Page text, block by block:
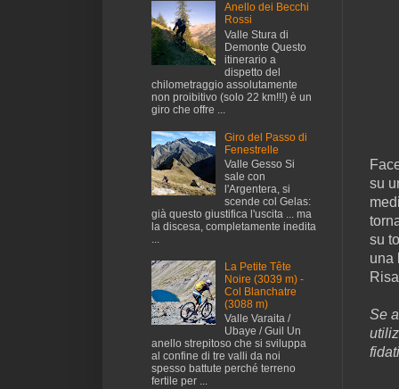
su
su
una
Se
Anello dei Becchi
Rossi
Valle Stura di
Demonte Questo
itinerario a
dispetto del
chilometraggio assolutamente
non proibitivo (solo 22 km!!!) è un
giro che offre ...
Giro del Passo di
Fenestrelle
Valle Gesso Si
sale con
l'Argentera, si
scende col Gelas:
già questo giustifica l'uscita ... ma
la discesa, completamente inedita
...
La Petite Tête
Noire (3039 m) -
Col Blanchatre
(3088 m)
Valle Varaita /
Ubaye / Guil Un
anello strepitoso che si sviluppa
al confine di tre valli da noi
spesso battute perché terreno
fertile per ...